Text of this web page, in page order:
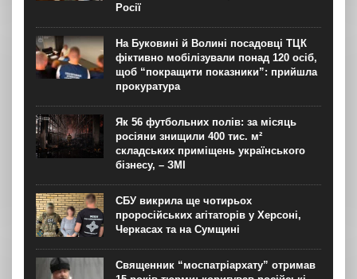
Росії
На Буковині й Волині посадовці ТЦК
фіктивно мобілізували понад 120 осіб,
щоб “покращити показники”: прийшла
прокуратура
Як 56 футбольних полів: за місяць
росіяни знищили 400 тис. м²
складських приміщень українського
бізнесу, – ЗМІ
СБУ викрила ще чотирьох
проросійських агітаторів у Херсоні,
Черкасах та на Сумщині
Священник “моспатріархату” отримав